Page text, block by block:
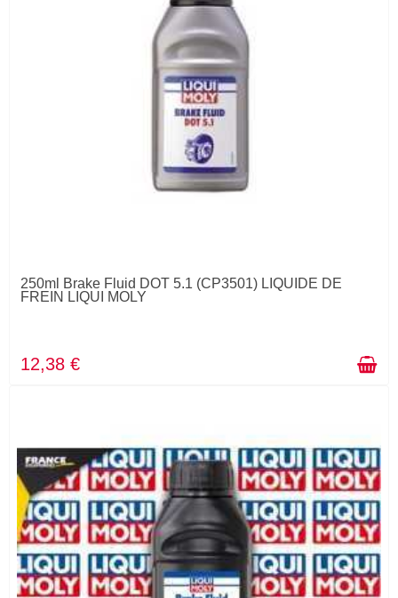
250ml Brake Fluid DOT 5.1 (CP3501) LIQUIDE DE
FREIN LIQUI MOLY
12,38 €